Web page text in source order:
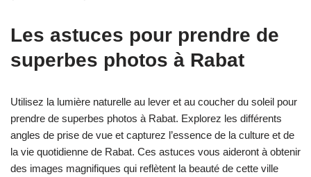
Les astuces pour prendre de
superbes photos à Rabat
Utilisez la lumière naturelle au lever et au coucher du soleil pour
prendre de superbes photos à Rabat. Explorez les différents
angles de prise de vue et capturez l’essence de la culture et de
la vie quotidienne de Rabat. Ces astuces vous aideront à obtenir
des images magnifiques qui reflètent la beauté de cette ville